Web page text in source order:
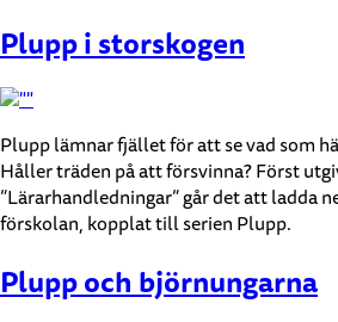
Plupp i storskogen
Plupp lämnar fjället för att se vad som
Håller träden på att försvinna? Först
”Lärarhandledningar” går det att ladda
förskolan, kopplat till serien Plupp.
Plupp och björnungarna